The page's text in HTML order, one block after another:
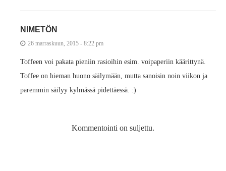
NIMETÖN
26 marraskuun, 2015 - 8:22 pm
Toffeen voi pakata pieniin rasioihin esim. voipaperiin käärittynä.
Toffee on hieman huono säilymään, mutta sanoisin noin viikon ja
paremmin säilyy kylmässä pidettäessä. :)
Kommentointi on suljettu.